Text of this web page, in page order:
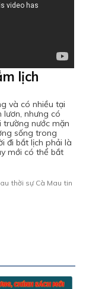
lịch
và có nhiều tại
lươn, nhưng có
nước mặn
sống trong
đi bắt lịch phải là
mới có thể bắt
thời sự Cà Mau tin